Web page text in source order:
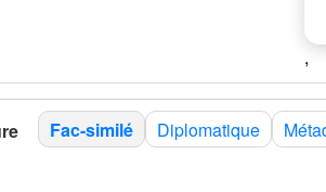
,
Fac-similé Diplomatique